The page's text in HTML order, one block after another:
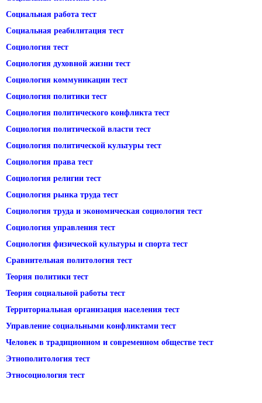
Социальная работа тест
Социальная реабилитация тест
Социология тест
Социология духовной жизни тест
Социология коммуникации тест
Социология политики тест
Социология политического конфликта тест
Социология политической власти тест
Социология политической культуры тест
Социология права тест
Социология религии тест
Социология рынка труда тест
Социология труда и экономическая социология тест
Социология управления тест
Социология физической культуры и спорта тест
Сравнительная политология тест
Теория политики тест
Теория социальной работы тест
Территориальная организация населения тест
Управление социальными конфликтами тест
Человек в традиционном и современном обществе тест
Этнополитология тест
Этносоциология тест